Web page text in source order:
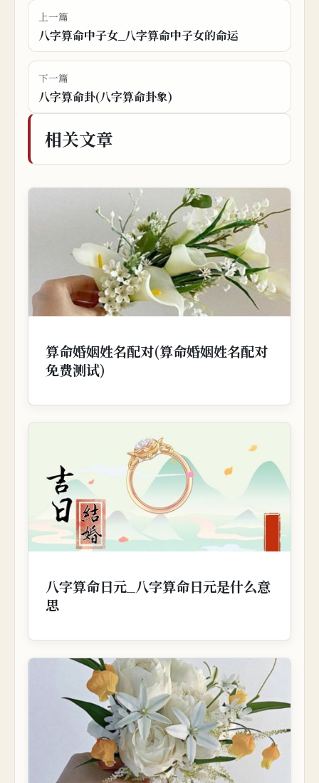
上一篇
八字算命中子女_八字算命中子女的命运
下一篇
八字算命卦(八字算命卦象)
相关文章
算命婚姻姓名配对(算命婚姻姓名配对
免费测试)
八字算命日元_八字算命日元是什么意
思